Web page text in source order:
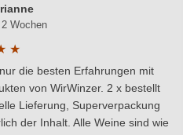
adresse Gerardo Di
Wochen
★
Bewertung von 5 von 5
die besten Erfahrungen mit
von WirWinzer. 2 x bestellt
Lieferung, Superverpackung
der Inhalt. Alle Weine sind wie